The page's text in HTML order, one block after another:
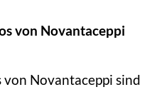
von Novantaceppi
von Novantaceppi sind